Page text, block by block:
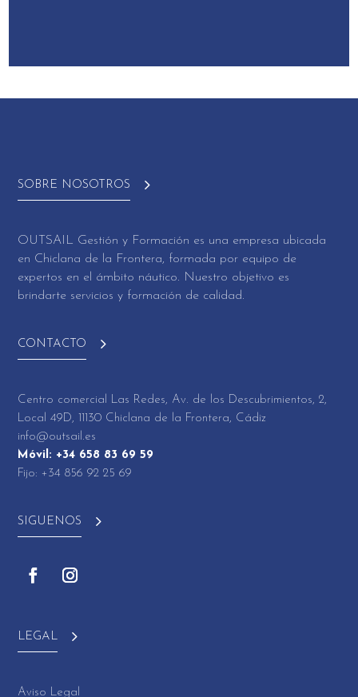
SOBRE NOSOTROS
OUTSAIL Gestión y Formación es una empresa ubicada
en Chiclana de la Frontera, formada por equipo de
expertos en el ámbito náutico. Nuestro objetivo es
brindarte servicios y formación de calidad.
CONTACTO
Centro comercial Las Redes, Av. de los Descubrimientos, 2,
Local 49D, 11130 Chiclana de la Frontera, Cádiz
info@outsail.es
Móvil: +34 658 83 69 59
Fijo: +34 856 92 25 69
SIGUENOS
LEGAL
Aviso Legal